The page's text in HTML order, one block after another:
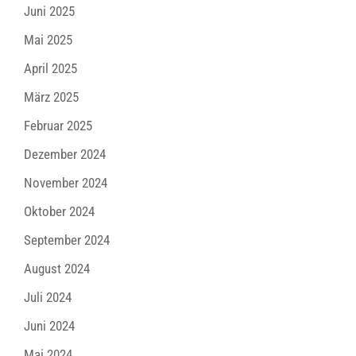
Juni 2025
Mai 2025
April 2025
März 2025
Februar 2025
Dezember 2024
November 2024
Oktober 2024
September 2024
August 2024
Juli 2024
Juni 2024